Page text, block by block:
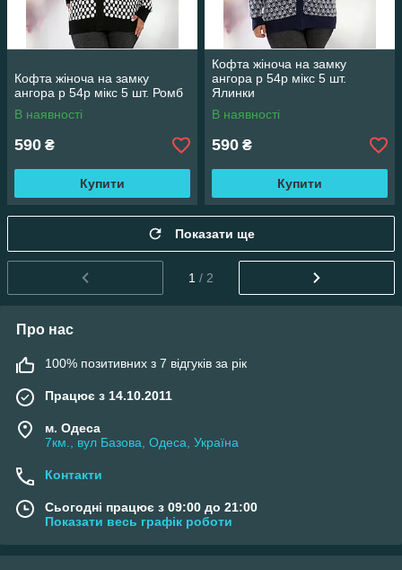
Кофта жіноча на замку
ангора р 54р мікс 5 шт. Ромб
В наявності
590 ₴
Купити
Кофта жіноча на замку
ангора р 54р мікс 5 шт.
Ялинки
В наявності
590 ₴
Купити
Показати ще
1 / 2
Про нас
100% позитивних з 7 відгуків за рік
Працює з 14.10.2011
м. Одеса
7км., вул Базова, Одеса, Україна
Контакти
Сьогодні працює з 09:00 до 21:00
Показати весь графік роботи